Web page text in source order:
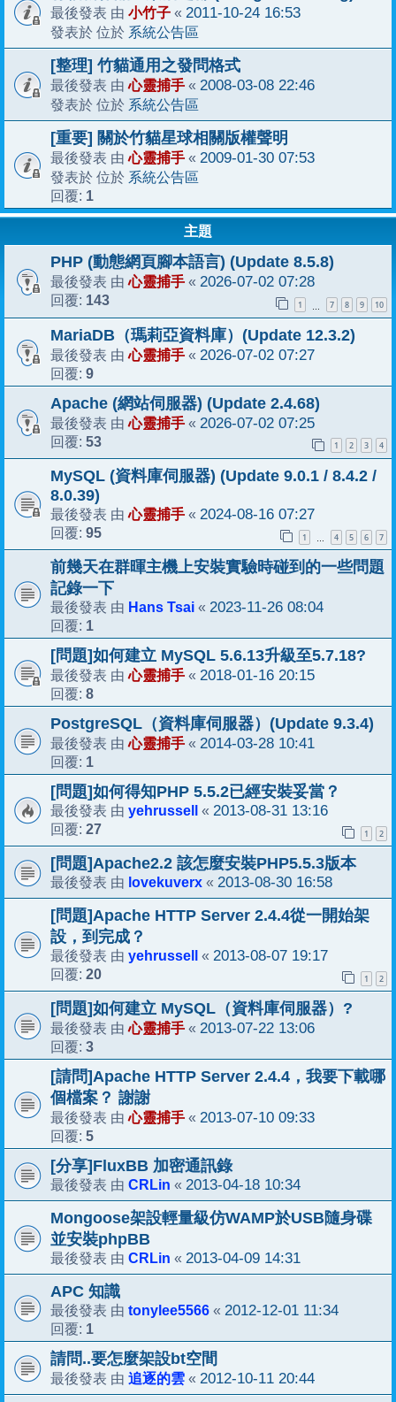
最後發表 由 小竹子 « 2011-10-24 16:53
發表於 位於 系統公告區
[整理] 竹貓通用之發問格式
最後發表 由心靈捕手 « 2008-03-08 22:46
發表於 位於 系統公告區
[重要] 關於竹貓星球相關版權聲明
最後發表 由心靈捕手 « 2009-01-30 07:53
發表於 位於 系統公告區
回覆: 1
主題
PHP (動態網頁腳本語言) (Update 8.5.8)
最後發表 由心靈捕手 « 2026-07-02 07:28
回覆: 143 1 7 8 9 10
MariaDB（瑪莉亞資料庫）(Update 12.3.2)
最後發表 由心靈捕手 « 2026-07-02 07:27
回覆: 9
Apache (網站伺服器) (Update 2.4.68)
最後發表 由心靈捕手 « 2026-07-02 07:25
回覆: 53 1 2 3 4
MySQL (資料庫伺服器) (Update 9.0.1 / 8.4.2 /
8.0.39)
最後發表 由心靈捕手 « 2024-08-16 07:27
回覆: 95 1 4 5 6 7
前幾天在群暉主機上安裝實驗時碰到的一些問題
記錄一下
最後發表 由 Hans Tsai « 2023-11-26 08:04
回覆: 1
[問題]如何建立 MySQL 5.6.13升級至5.7.18?
最後發表 由心靈捕手 « 2018-01-16 20:15
回覆: 8
PostgreSQL（資料庫伺服器）(Update 9.3.4)
最後發表 由心靈捕手 « 2014-03-28 10:41
回覆: 1
[問題]如何得知PHP 5.5.2已經安裝妥當？
最後發表 由 yehrussell « 2013-08-31 13:16
回覆: 27 1 2
[問題]Apache2.2 該怎麼安裝PHP5.5.3版本
最後發表 由 lovekuverx « 2013-08-30 16:58
[問題]Apache HTTP Server 2.4.4從一開始架
設，到完成？
最後發表 由 yehrussell « 2013-08-07 19:17
回覆: 20 1 2
[問題]如何建立 MySQL（資料庫伺服器）?
最後發表 由心靈捕手 « 2013-07-22 13:06
回覆: 3
[請問]Apache HTTP Server 2.4.4，我要下載哪
個檔案？ 謝謝
最後發表 由心靈捕手 « 2013-07-10 09:33
回覆: 5
[分享]FluxBB 加密通訊錄
最後發表 由 CRLin « 2013-04-18 10:34
Mongoose架設輕量級仿WAMP於USB隨身碟
並安裝phpBB
最後發表 由 CRLin « 2013-04-09 14:31
APC 知識
最後發表 由 tonylee5566 « 2012-12-01 11:34
回覆: 1
請問..要怎麼架設bt空間
最後發表 由 追逐的雲 « 2012-10-11 20:44